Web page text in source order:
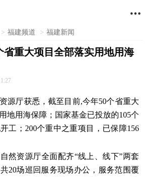

> 福建频道 > 福建新闻
省重大项目全部落实用地用海
源厅获悉，截至目前,今年50个省重大
地用海保障；国家基金已投放的105个
工；200个重中之重项目，已保障156
然资源厅全面配齐“线上、线下”两套
20场巡回服务现场办公，服务范围覆